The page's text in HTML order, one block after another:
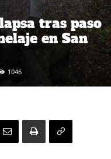
tras paso
en San
1046